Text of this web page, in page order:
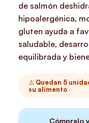
de salmón
hipoalergénica,
gluten ayuda a
saludable,
equilibrada y
⚠️ Quedan 5
su alimento
Cómpralo